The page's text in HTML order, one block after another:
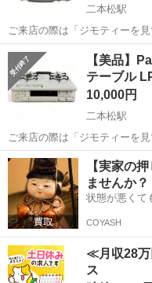
二本松駅
ご来店の際は「ジモティーを
【2023年製】Rinnai リンナイ
RT35NJH 使用感はございますが全体的に美品です 左コンロが強火
力...
福島 二本松市 二本松駅
【美品】
テーブル
10,000円
二本松駅
ご来店の際は「ジモティーを
【美品】Paloma パロマ 2口ガ
製 PA-
福島 二本松市 二本松
【実家の
ませんか？
状態が悪くて
COYASH
≪月収28万
ス